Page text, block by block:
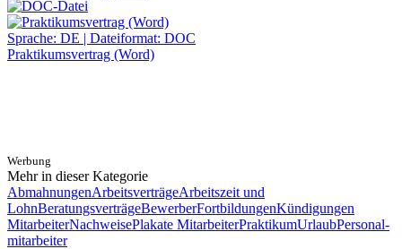
Sprache: DE | Dateiformat: DOC
Praktikumsvertrag (Word)
Werbung
Mehr in dieser Kategorie
AbmahnungenArbeitsverträgeArbeitszeit und
LohnBeratungsverträgeBewerberFortbildungenKündigungen
MitarbeiterNachweisePlakate MitarbeiterPraktikumUrlaubPersonal-
mitarbeiter